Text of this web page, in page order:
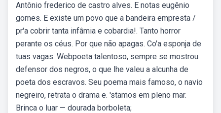
Antônio frederico de castro alves. E notas eugênio
gomes. E existe um povo que a bandeira empresta /
pr'a cobrir tanta infâmia e cobardia!. Tanto horror
perante os céus. Por que não apagas. Co'a esponja de
tuas vagas. Webpoeta talentoso, sempre se mostrou
defensor dos negros, o que lhe valeu a alcunha de
poeta dos escravos. Seu poema mais famoso, o navio
negreiro, retrata o drama e. 'stamos em pleno mar.
Brinca o luar — dourada borboleta;